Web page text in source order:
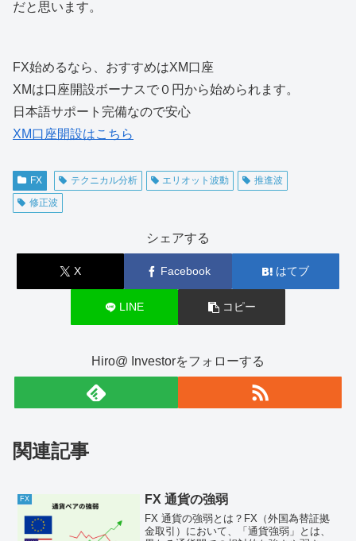
だと思います。
FX始めるなら、おすすめはXM口座
XMは口座開設ボーナスで０円から始められます。
日本語サポート完備なので安心
XM口座開設はこちら
FX テクニカル分析 エリオット波動
推進波
修正波
シェアする
X Facebook はてブ
LINE コピー
Hiro@ Investorをフォローする
関連記事
FX FX 通貨の強弱
FX 通貨の強弱とは？FX（外国為替証拠
金取引）において、「通貨強弱」とは、